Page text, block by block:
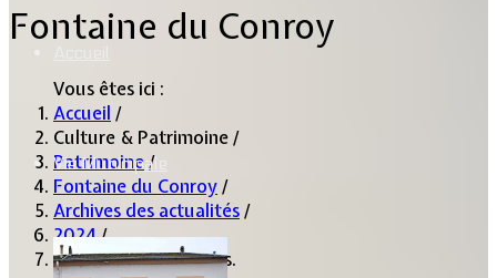
Vie Municipale
Fontaine du Conroy
Vous êtes ici :
Accueil /
Culture & Patrimoine/
Patrimoine/
Fontaine du Conroy/
Archives des actualités/
2024/
Les anciens en agapes.